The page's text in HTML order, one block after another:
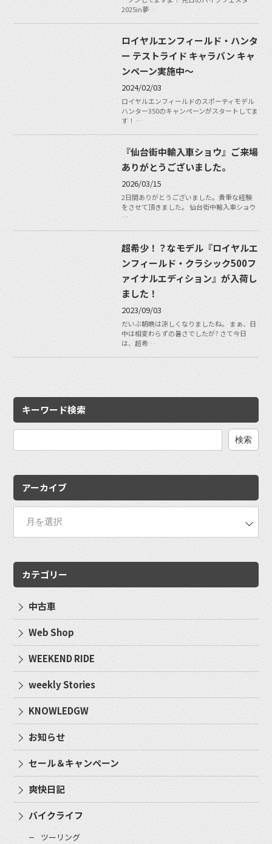
2025in夢…
ロイヤルエンフィールド・ハンタ
ー テストライド キャラバン キャ
ンペーン実施中〜
2024/02/03
ロイヤルエンフィールドのスポーティモデル
ハンター350のキャンペーンがスタートしてま
す！ …
『仙台街中輸入車ショウ』ご来場
ありがとうございました。
2026/03/15
2日間ありがとうございました。貴重な経験
をさせて頂きました。 仙台街中輸入車ショウ
…
超希少！？なモデル『ロイヤルエ
ンフィールド・クラシック500フ
ァイナルエディション』が入荷し
ました！
2023/09/03
だいぶ朝晩は涼しくなりましたね。 まぁ、日
中は相変わらずの暑さでしたが? さて今日
は、超希…
キーワード検索
アーカイブ
カテゴリー
中古車
Web Shop
WEEKEND RIDE
weekly Stories
KNOWLEDGW
お知らせ
セール＆キャンペーン
爽快日記
バイクライフ
ツーリング